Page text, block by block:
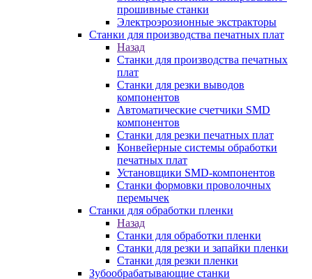
прошивные станки
Электроэрозионные экстракторы
Станки для производства печатных плат
Назад
Станки для производства печатных
плат
Станки для резки выводов
компонентов
Автоматические счетчики SMD
компонентов
Станки для резки печатных плат
Конвейерные системы обработки
печатных плат
Установщики SMD-компонентов
Станки формовки проволочных
перемычек
Станки для обработки пленки
Назад
Станки для обработки пленки
Станки для резки и запайки пленки
Станки для резки пленки
Зубообрабатывающие станки